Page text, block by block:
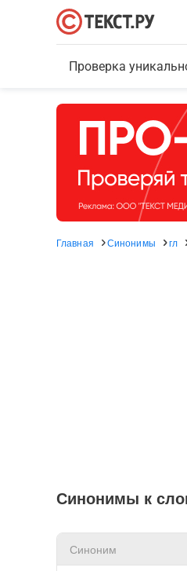
Проверка
Главная Синонимы гл
Синонимы к
Синоним